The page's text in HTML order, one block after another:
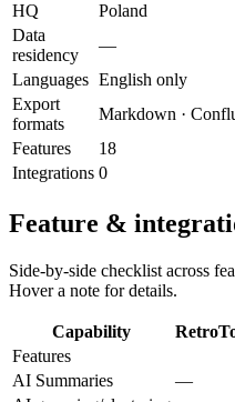
HQ
Poland
Data
residency
—
Languages English only
Export
formats
Markdown ·
Features
18
Integrations 0
Feature &
Side-by-side checklist across
Hover a note for details.
Capability
Features
AI Summaries
—